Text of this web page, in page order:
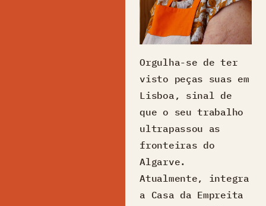
Orgulha-se de ter
visto peças suas em
Lisboa, sinal de
que o seu trabalho
ultrapassou as
fronteiras do
Algarve.
Atualmente, integra
a Casa da Empreita